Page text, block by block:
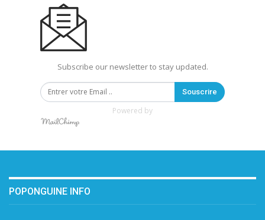
Subscribe our newsletter to stay updated.
Souscrire
Powered by
POPONGUINE INFO